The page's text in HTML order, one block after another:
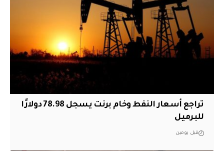
تراجع أسعار النفط وخام برنت يسجل 78.98 دولارًا
للبرميل
قبل يومين